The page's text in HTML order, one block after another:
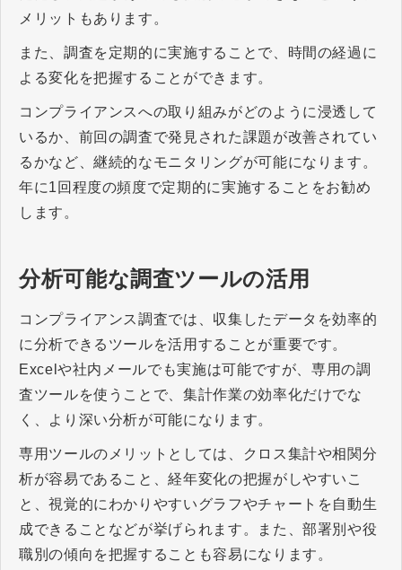
メリットもあります。
また、調査を定期的に実施することで、時間の経過に
よる変化を把握することができます。
コンプライアンスへの取り組みがどのように浸透して
いるか、前回の調査で発見された課題が改善されてい
るかなど、継続的なモニタリングが可能になります。
年に1回程度の頻度で定期的に実施することをお勧め
します。
分析可能な調査ツールの活用
コンプライアンス調査では、収集したデータを効率的
に分析できるツールを活用することが重要です。
Excelや社内メールでも実施は可能ですが、専用の調
査ツールを使うことで、集計作業の効率化だけでな
く、より深い分析が可能になります。
専用ツールのメリットとしては、クロス集計や相関分
析が容易であること、経年変化の把握がしやすいこ
と、視覚的にわかりやすいグラフやチャートを自動生
成できることなどが挙げられます。また、部署別や役
職別の傾向を把握することも容易になります。